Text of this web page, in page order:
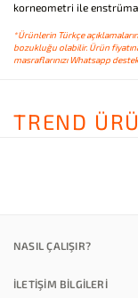
korneometri ile
*Ürünlerin Türkçe
bozukluğu olabilir. Ürün
masraflarınızı Whatsapp
TREND
NASIL ÇALIŞIR?
İLETİŞİM BİLGİLERİ